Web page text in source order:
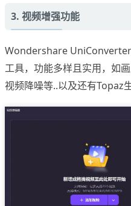
3. 视频增强功能
Wondershare
工具，功能多样且实用，如
视频降噪等..以及还有Topaz